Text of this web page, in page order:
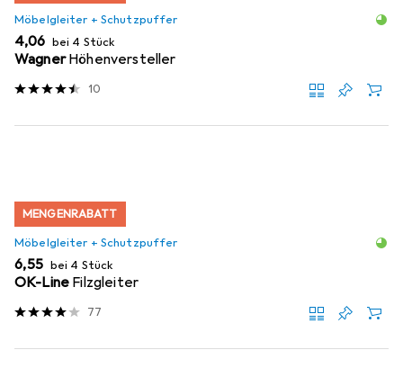
Möbelgleiter + Schutzpuffer
EUR
4,06 bei 4 Stück
Wagner Höhenversteller
10
MENGENRABATT
Möbelgleiter + Schutzpuffer
EUR
6,55 bei 4 Stück
OK-Line Filzgleiter
77